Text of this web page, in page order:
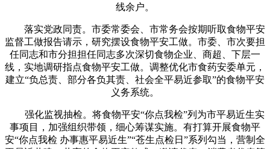
线余户。
落实党政同责。市委常委会、市常务会按期听取食物平安
监督工做报告请示，研究摆设食物平安工做。市委、市次要担
任同志和市分担担任同志多次深切食物企业、商超、下层一
线，实地调研指点食物平安工做。调整优化市食药安委单元，
建立“负总责、部分各负其责、社会全平易近参取”的食物平安
义务系统。
强化监视抽检。将食物平安“你点我检”列为市平易近生实
事项目，加强组织带领，细心筹谋实施。有打算开展食物平
安“你点我检 办事惠平易近生”“苍生点检日”系列勾当，营制全